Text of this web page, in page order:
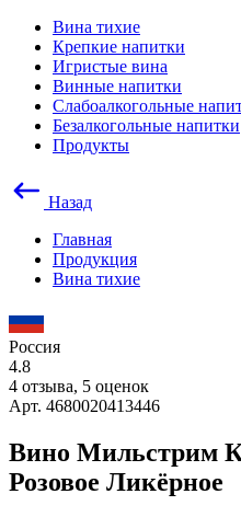
Вина тихие
Крепкие напитки
Игристые вина
Винные напитки
Слабоалкогольные
Безалкогольные напитки
Продукты
Назад
Главная
Продукция
Вина тихие
Россия
4.8
4 отзыва, 5 оценок
Арт. 4680020413446
Вино Мильстрим
Розовое Ликёрное